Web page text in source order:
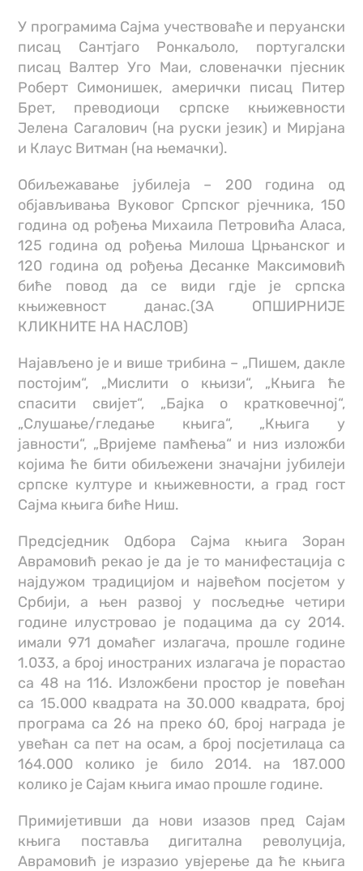
У програмима Сајма учествоваће и перуански
писац Сантјаго Ронкаљоло, португалски
писац Валтер Уго Маи, словеначки пјесник
Роберт Симонишек, амерички писац Питер
Брет, преводиоци српске књижевности
Јелена Сагалович (на руски језик) и Мирјана
и Клаус Витман (на њемачки).
Обиљежавање јубилеја – 200 година од
објављивања Вуковог Српског рјечника, 150
година од рођења Михаила Петровића Аласа,
125 година од рођења Милоша Црњанског и
120 година од рођења Десанке Максимовић
биће повод да се види гдје је српска
књижевност данас.(ЗА ОПШИРНИЈЕ
КЛИКНИТЕ НА НАСЛОВ)
Најављено је и више трибина – „Пишем, дакле
постојим“, „Мислити о књизи“, „Књига ће
спасити свијет“, „Бајка о кратковечној“,
„Слушање/гледање књига“, „Књига у
јавности“, „Вријеме памћења“ и низ изложби
којима ће бити обиљежени значајни јубилеји
српске културе и књижевности, а град гост
Сајма књига биће Ниш.
Предсједник Одбора Сајма књига Зоран
Аврамовић рекао је да је то манифестација с
најдужом традицијом и највећом посјетом у
Србији, а њен развој у посљедње четири
године илустровао је подацима да су 2014.
имали 971 домаћег излагача, прошле године
1.033, а број иностраних излагача је порастао
са 48 на 116. Изложбени простор је повећан
са 15.000 квадрата на 30.000 квадрата, број
програма са 26 на преко 60, број награда је
увећан са пет на осам, а број посјетилаца са
164.000 колико је било 2014. на 187.000
колико је Сајам књига имао прошле године.
Примијетивши да нови изазов пред Сајам
књига поставља дигитална револуција,
Аврамовић је изразио увјерење да ће књига